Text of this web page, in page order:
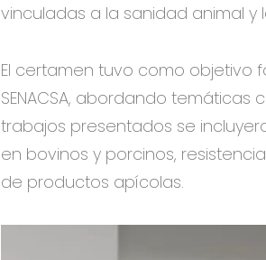
vinculadas a la sanidad animal
El certamen tuvo como objetivo
SENACSA, abordando temáticas
trabajos presentados se
en bovinos y porcinos,
de productos apícolas.